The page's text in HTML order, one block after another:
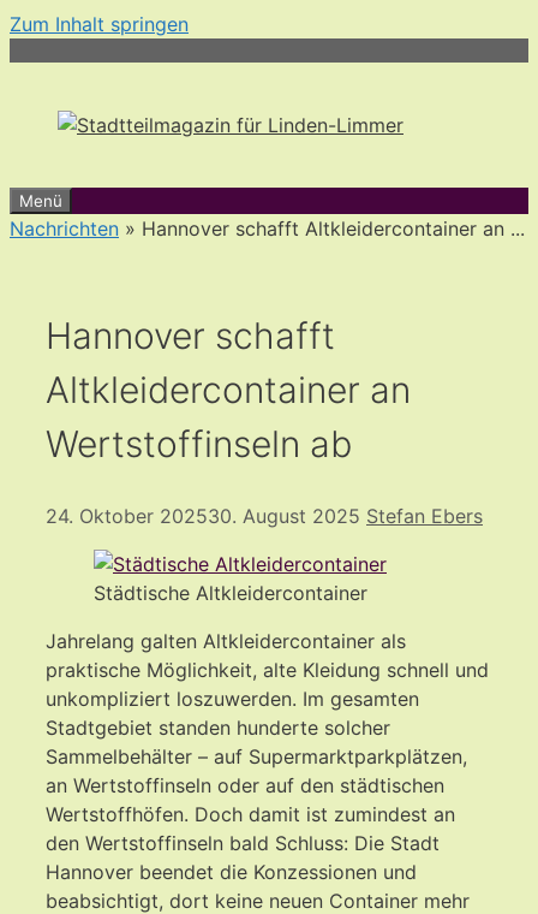
Zum Inhalt springen
Menü
Nachrichten » Hannover schafft Altkleidercontainer an ...
Hannover schafft
Altkleidercontainer an
Wertstoffinseln ab
24. Oktober 202530. August 2025 Stefan Ebers
Städtische Altkleidercontainer
Jahrelang galten Altkleidercontainer als
praktische Möglichkeit, alte Kleidung schnell und
unkompliziert loszuwerden. Im gesamten
Stadtgebiet standen hunderte solcher
Sammelbehälter – auf Supermarktparkplätzen,
an Wertstoffinseln oder auf den städtischen
Wertstoffhöfen. Doch damit ist zumindest an
den Wertstoffinseln bald Schluss: Die Stadt
Hannover beendet die Konzessionen und
beabsichtigt, dort keine neuen Container mehr